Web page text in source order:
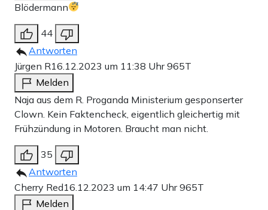
Blödermann
44
Antworten
Jürgen R16.12.2023 um 11:38 Uhr965T
Melden
Naja aus dem R. Proganda Ministerium gesponserter
Clown. Kein Faktencheck, eigentlich gleichertig mit
Frühzündung in Motoren. Braucht man nicht.
35
Antworten
Cherry Red16.12.2023 um 14:47 Uhr965T
Melden